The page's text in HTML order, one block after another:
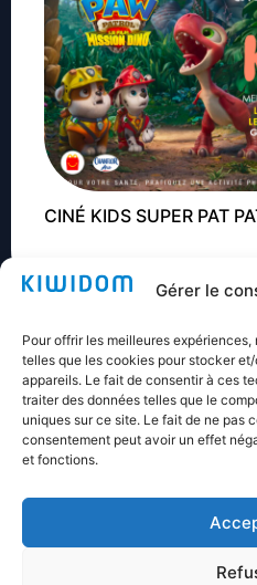
Gérer le
Pour offrir les meilleures
telles que les cookies pour stocker
appareils. Le fait de consentir à ces
traiter des données telles que le
uniques sur ce site. Le fait de ne pas
consentement peut avoir un effet
et fonctions.
CINÉ KIDS SUPER PAT
Nos